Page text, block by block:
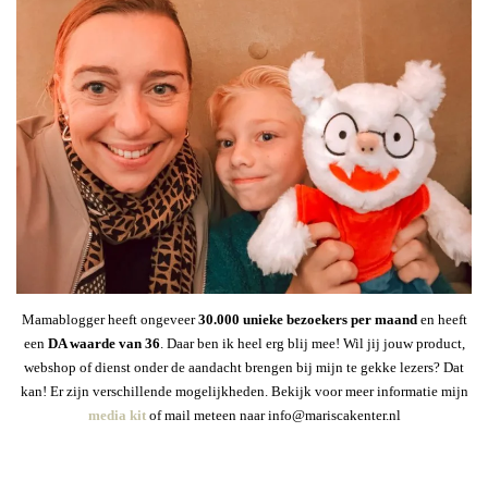
Mamablogger heeft ongeveer30.000 unieke bezoekers per maanden heeft
een DA waarde van 36. Daar ben ik heel erg blij mee! Wil jij jouw product,
webshop of dienst onder de aandacht brengen bij mijn te gekke lezers? Dat
kan! Er zijn verschillende mogelijkheden. Bekijk voor meer informatie mijn
media kitof mail meteen naar info@mariscakenter.nl